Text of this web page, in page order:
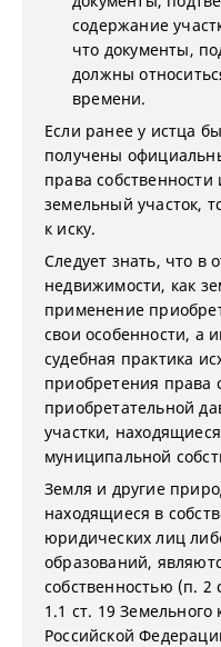
содержание
что документы,
должны
времени.
Если ранее у истца
получены
права
земельный участок,
к иску.
Следует знать, что в
недвижимости, как
применение
свои особенности, а
судебная практика
приобретения права
приобретательной
участки,
муниципальной
Земля и другие
находящиеся в
юридических лиц
образований,
собственностью (п. 2
1.1 ст. 19 Земельного
Российской